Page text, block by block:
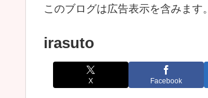
このブログは広告表示を含みます。
irasuto
X Facebook